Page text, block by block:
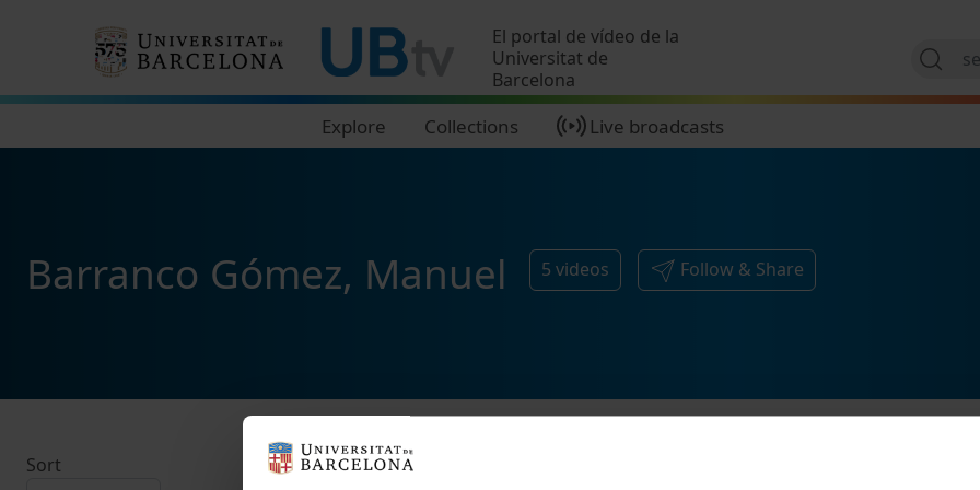
El portal de vídeo de la
Universitat de
Barcelona
Explore Collections Live broadcasts
Barranco Gómez, Manuel 5 videos Follow & Share
Sort